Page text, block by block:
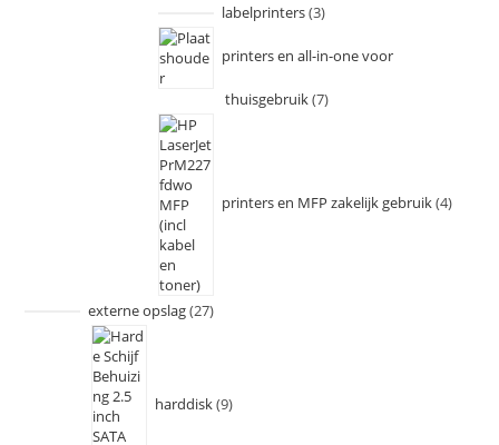
labelprinters 3
printers en all-in-one voor
thuisgebruik 7
printers en MFP zakelijk gebruik 4
externe opslag 27
harddisk 9